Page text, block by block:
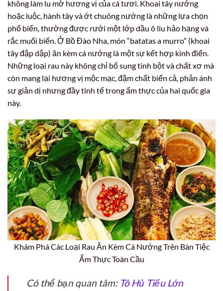
không làm lu mờ hương vị của cá tươi. Khoai tây nướng
hoặc luộc, hành tây và ớt chuông nướng là những lựa chọn
phổ biến, thường được rưới một lớp dầu ô liu hảo hạng và
rắc muối biển. Ở Bồ Đào Nha, món “batatas a murro” (khoai
tây đập dập) ăn kèm cá nướng là một sự kết hợp kinh điển.
Những loại rau này không chỉ bổ sung tinh bột và chất xơ mà
còn mang lại hương vị mộc mạc, đậm chất biển cả, phản ánh
sự giản dị nhưng đầy tinh tế trong ẩm thực của hai quốc gia
này.
Khám Phá Các Loại Rau Ăn Kèm Cá Nướng Trên Bàn Tiệc
Ẩm Thực Toàn Cầu
Có thể bạn quan tâm: Tô Hủ Tiếu Lớn